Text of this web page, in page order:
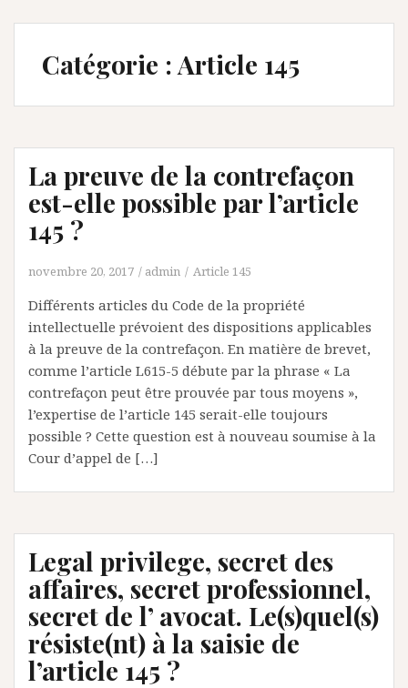
Catégorie :Article 145
La preuve de la contrefaçon
est-elle possible par l’article
145 ?
novembre 20, 2017 admin Article 145
Différents articles du Code de la propriété
intellectuelle prévoient des dispositions applicables
à la preuve de la contrefaçon. En matière de brevet,
comme l’article L615-5 débute par la phrase « La
contrefaçon peut être prouvée par tous moyens »,
l’expertise de l’article 145 serait-elle toujours
possible ? Cette question est à nouveau soumise à la
Cour d’appel de […]
Legal privilege, secret des
affaires, secret professionnel,
secret de l’ avocat. Le(s)quel(s)
résiste(nt) à la saisie de
l’article 145 ?